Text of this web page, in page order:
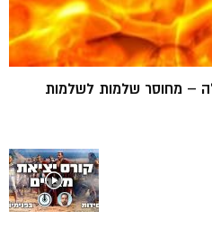
– מחוסר שלמות לשלמות